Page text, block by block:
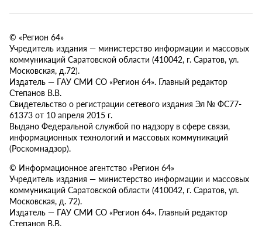
© «Регион 64»
Учредитель издания — министерство информации и массовых
коммуникаций Саратовской области (410042, г. Саратов, ул.
Московская, д.72).
Издатель — ГАУ СМИ СО «Регион 64». Главный редактор
Степанов В.В.
Свидетельство о регистрации сетевого издания Эл № ФС77-
61373 от 10 апреля 2015 г.
Выдано Федеральной службой по надзору в сфере связи,
информационных технологий и массовых коммуникаций
(Роскомнадзор).
© Информационное агентство «Регион 64»
Учредитель издания — министерство информации и массовых
коммуникаций Саратовской области (410042, г. Саратов, ул.
Московская, д. 72).
Издатель — ГАУ СМИ СО «Регион 64». Главный редактор
Степанов В.В.